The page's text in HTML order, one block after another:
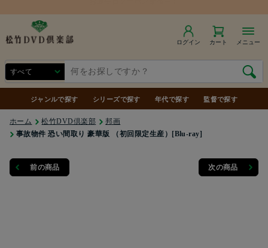
ログイン カート メニュー
ジャンルで探す シリーズで探す 年代で探す 監督で探す
ホーム 松竹DVD倶楽部
邦画
事故物件 恐い間取り 豪華版 （初回限定生産）[Blu-ray]
前の商品 次の商品